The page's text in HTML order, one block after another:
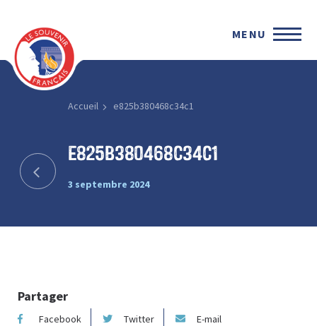
MENU
Accueil e825b380468c34c1
e825b380468c34c1
3 septembre 2024
Partager
Facebook Twitter E-mail